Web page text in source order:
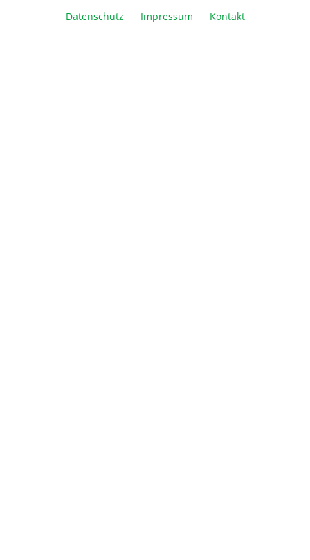
Datenschutz Impressum Kontakt